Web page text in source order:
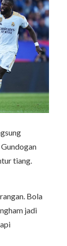
tiang.
Bola
jadi